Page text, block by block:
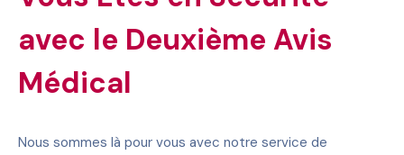
avec le Deuxième Avis
Médical
Nous sommes là pour vous avec notre service de